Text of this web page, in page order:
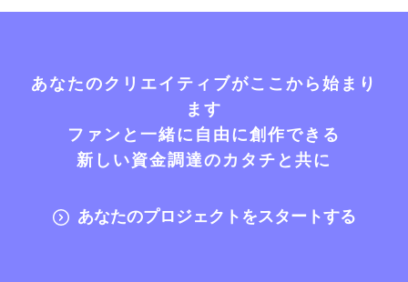
あなたのクリエイティブがここから始まり
ます
ファンと一緒に自由に創作できる
新しい資金調達のカタチと共に
あなたのプロジェクトをスタートする